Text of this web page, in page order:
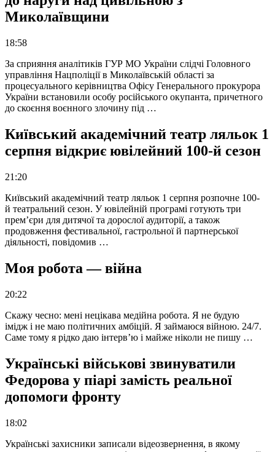
Миколаївщини
18:58
За сприяння аналітиків ГУР МО України слідчі Головного
управління Нацполіції в Миколаївській області за
процесуального керівництва Офісу Генерального прокурора
України встановили особу російського окупанта, причетного
до скоєння воєнного злочину під …
Київський академічний театр ляльок 1
серпня відкриє ювілейний 100-й сезон
21:20
Київський академічний театр ляльок 1 серпня розпочне 100-
й театральний сезон. У ювілейній програмі готують три
прем’єри для дитячої та дорослої аудиторії, а також
продовження фестивальної, гастрольної й партнерської
діяльності, повідомив …
Моя робота — війна
20:22
Скажу чесно: мені нецікава медійна робота. Я не будую
імідж і не маю політичних амбіцій. Я займаюся війною. 24/7.
Саме тому я рідко даю інтерв’ю і майже ніколи не пишу …
Українські військові звинуватили
Федорова у піарі замість реальної
допомоги фронту
18:02
Українські захисники записали відеозвернення, в якому